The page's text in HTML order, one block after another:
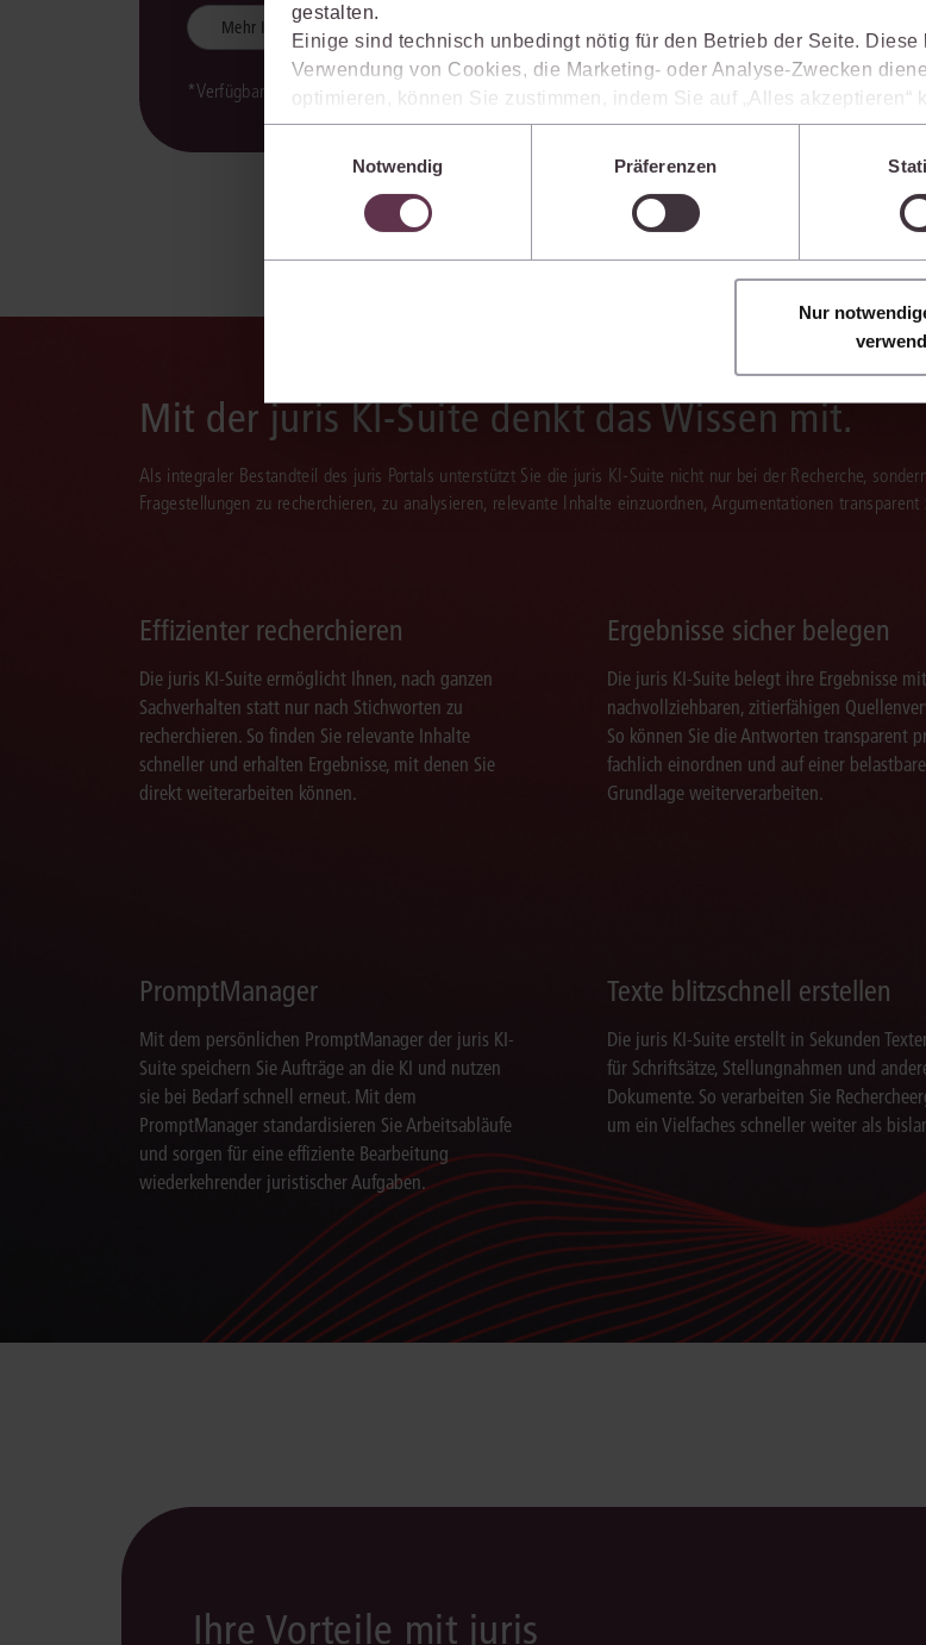
gestalten.
Einige sind technisch unbedingt nötig für den Betrieb der Seite.
Verwendung von Cookies, die Marketing- oder Analyse-Zwecken
optimieren, können Sie zustimmen, indem Sie auf „Alles
sich auch damit einverstanden, dass die mittels der Cookies
die USA) übermittelt werden, die ein niedrigeres Datenschutzniveau
im Cookiebanner sowie in unseren
Hinweisen zum Datenschutz
Notwendig
Präferenzen
Nur
Mehr Informationen
*Verfügbarkeit der juris KI-Suite kann variieren. Separates Angebot erforderlich.
Mit der juris KI-Suite denkt das Wissen mit.
Als integraler Bestandteil des juris Portals unterstützt Sie die juris KI-Suite nicht nur bei der Recherche,
Fragestellungen zu recherchieren, zu analysieren, relevante Inhalte einzuordnen, Argumentationen
Effizienter recherchieren
Die juris KI-Suite ermöglicht Ihnen, nach ganzen
Sachverhalten statt nur nach Stichworten zu
recherchieren. So finden Sie relevante Inhalte
schneller und erhalten Ergebnisse, mit denen Sie
direkt weiterarbeiten können.
Ergebnisse sicher belegen
Die juris KI-Suite belegt ihre Ergebnisse mit
nachvollziehbaren, zitierfähigen
So können Sie die Antworten transparent
fachlich einordnen und auf einer
Grundlage weiterverarbeiten.
PromptManager
Mit dem persönlichen PromptManager der juris KI-
Suite speichern Sie Aufträge an die KI und nutzen
sie bei Bedarf schnell erneut. Mit dem
PromptManager standardisieren Sie Arbeitsabläufe
und sorgen für eine effiziente Bearbeitung
wiederkehrender juristischer Aufgaben.
Texte blitzschnell erstellen
Die juris KI-Suite erstellt in Sekunden
für Schriftsätze, Stellungnahmen und
Dokumente. So verarbeiten Sie
um ein Vielfaches schneller weiter als
Ihre Vorteile mit juris